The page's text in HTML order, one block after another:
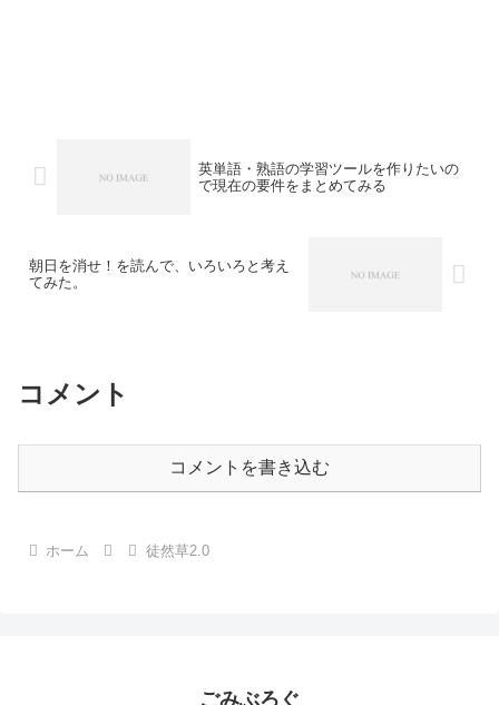
英単語・熟語の学習ツールを作りたいの
で現在の要件をまとめてみる
朝日を消せ！を読んで、いろいろと考え
てみた。
コメント
コメントを書き込む
ホーム 徒然草2.0
ごみぶろぐ